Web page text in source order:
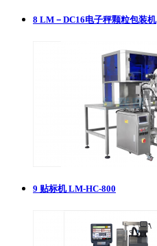
8 LM－DC16电子秤颗粒包装机
9 贴标机 LM-HC-800